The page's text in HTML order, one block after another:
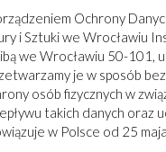
Ochrony
i Sztuki we Wrocławiu
we Wrocławiu 50-101,
je w sposób
osób fizycznych w
takich danych oraz
w Polsce od 25